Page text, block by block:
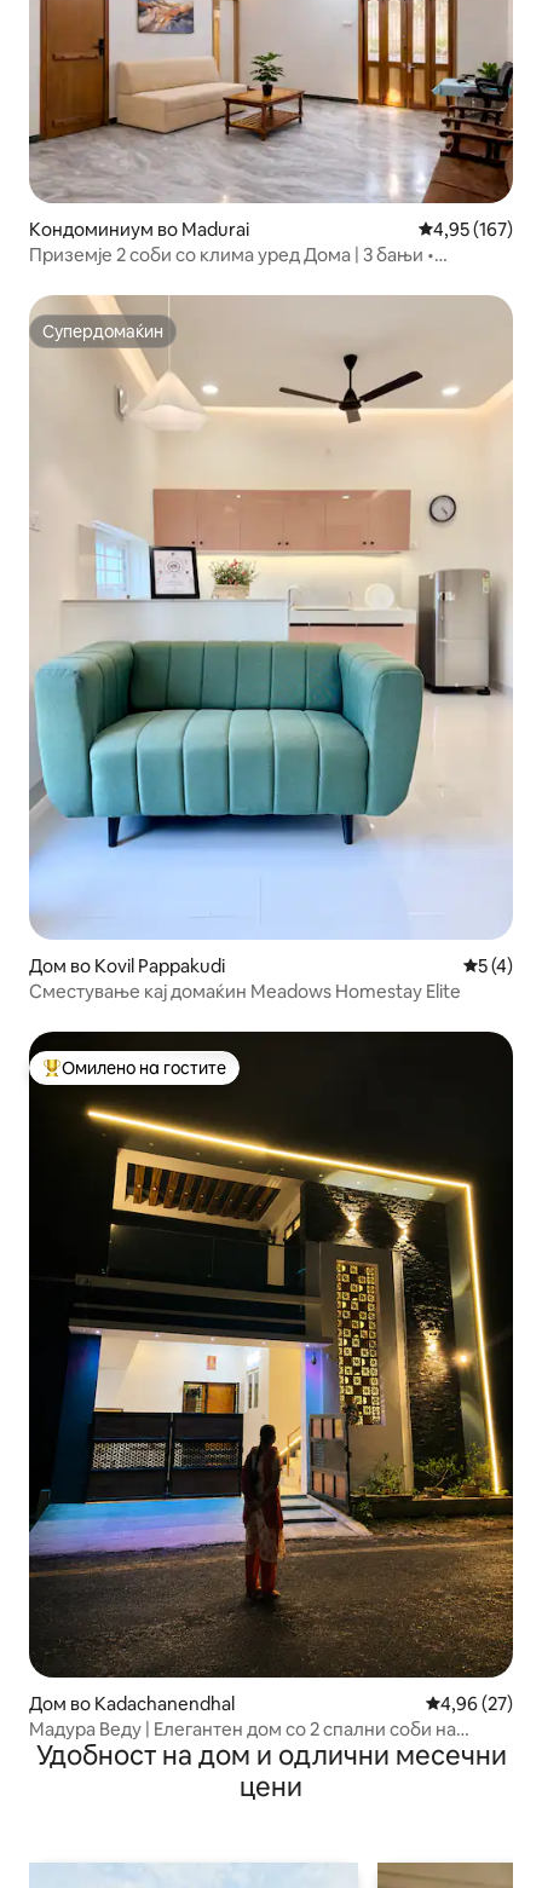
Кондоминиум во Madurai Просечна
4,95 (167)
Приземје 2 соби со клима уред Дома | 3 бањи •
Супердомаќин
Супердомаќин
Дом во Kovil Pappakudi
5 (4)
Сместување кај домаќин Meadows Homestay Elite
Меѓу најуспешните „Омилени на гостите“
Омилено на гостите
Дом во Kadachanendhal Просечна
4,96 (27)
Мадура Веду | Елегантен дом со 2 спални соби на
Абишек
Удобност на дом и одлични месечни
цени